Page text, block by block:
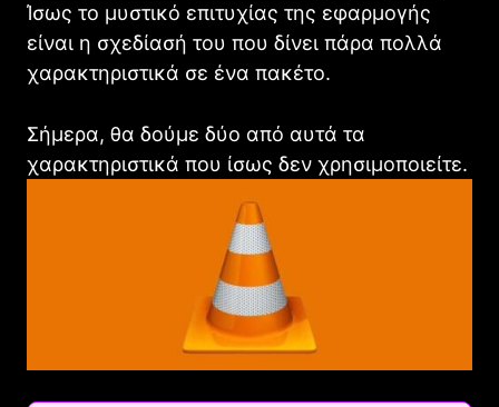
Ίσως το μυστικό επιτυχίας της εφαρμογής
είναι η σχεδίασή του που δίνει πάρα πολλά
χαρακτηριστικά σε ένα πακέτο.
Σήμερα, θα δούμε δύο από αυτά τα
χαρακτηριστικά που ίσως δεν χρησιμοποιείτε.